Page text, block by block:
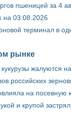
пшеницей за 4
на 03.08.2026
терминал в
рынке
жалуются
российских
на
и крупой